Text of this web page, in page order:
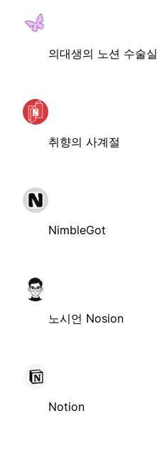
의대생의 노션 수술실
취향의 사계절
NimbleGot
노시언 Nosion
Notion